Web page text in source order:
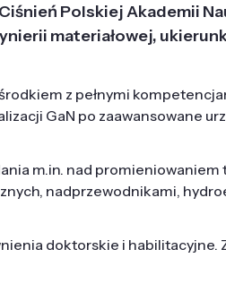
Polskiej Akademii
materiałowej,
z pełnymi
GaN po zaawansowane
m.in. nad
nadprzewodnikami,
doktorskie i habilitacyjne.